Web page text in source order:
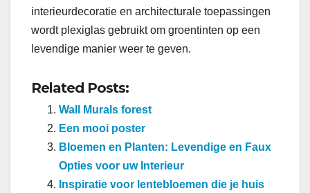
interieurdecoratie en architecturale toepassingen
wordt plexiglas gebruikt om groentinten op een
levendige manier weer te geven.
Related Posts:
Wall Murals forest
Een mooi poster
Bloemen en Planten: Levendige en Faux
Opties voor uw Interieur
Inspiratie voor lentebloemen die je huis